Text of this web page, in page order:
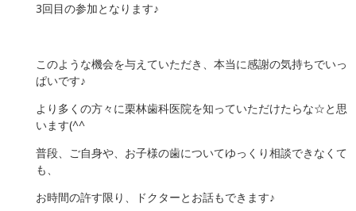
3回目の参加となります♪
このような機会を与えていただき、本当に感謝の気持ちでいっ
ぱいです♪
より多くの方々に栗林歯科医院を知っていただけたらな☆と思
います(^^ゞ
普段、ご自身や、お子様の歯についてゆっくり相談できなくて
も、
お時間の許す限り、ドクターとお話もできます♪